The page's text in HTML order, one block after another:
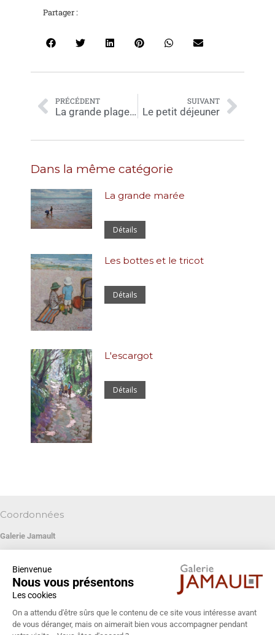
Bienvenue
Nous vous présentons
Les cookies
On a attendu d'être sûrs que le contenu de ce site vous intéresse avant
de vous déranger, mais on aimerait bien vous accompagner pendant
Partager :
PRÉCÉDENT
La grande plage. Ciel et mer. (ENCADRE)
SUIVANT
Le petit déjeuner
Dans la même catégorie
La grande marée
Détails
Les bottes et le tricot
Détails
L'escargot
Détails
Coordonnées
Galerie Jamault
19 rue des Blancs Manteaux
75004 PARIS
+33 (0)1 42 74 13 85
galeriejamault@gmail.com